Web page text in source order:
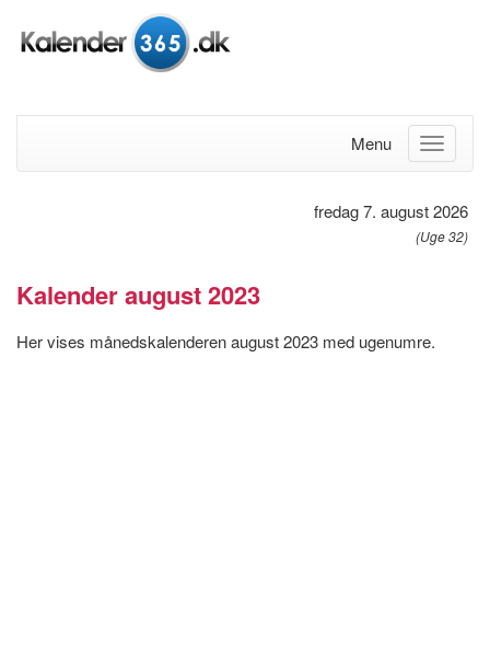
Menu
fredag 7. august 2026
(Uge 32)
Kalender august 2023
Her vises månedskalenderen august 2023 med ugenumre.